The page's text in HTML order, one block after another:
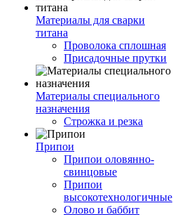
Материалы для сварки
титана
Проволока сплошная
Присадочные прутки
Материалы специального
назначения
Строжка и резка
Припои
Припои оловянно-
свинцовые
Припои
высокотехнологичные
Олово и баббит